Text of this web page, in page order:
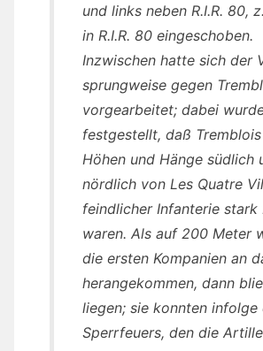
und links neben R.I.R. 80,
in R.I.R. 80 eingeschoben.
Inzwischen hatte sich der
sprungweise gegen
vorgearbeitet; dabei
festgestellt, daß
Höhen und Hänge südlich
nördlich von Les Quatre
feindlicher Infanterie stark
waren. Als auf 200 Meter
die ersten Kompanien an
herangekommen, dann
liegen; sie konnten infolge
Sperrfeuers, den die